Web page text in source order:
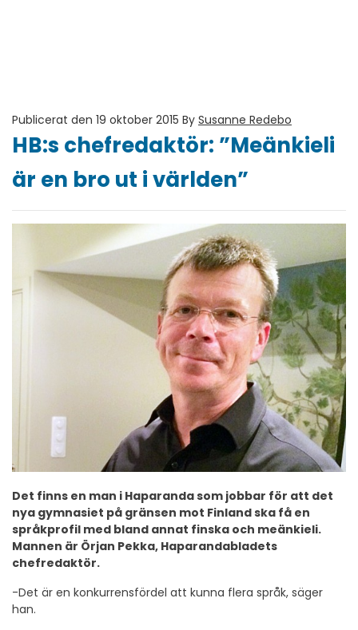
Publicerat den 19 oktober 2015 By Susanne Redebo
HB:s chefredaktör: ”Meänkieli
är en bro ut i världen”
Det finns en man i Haparanda som jobbar för att det
nya gymnasiet på gränsen mot Finland ska få en
språkprofil med bland annat finska och meänkieli.
Mannen är Örjan Pekka, Haparandabladets
chefredaktör.
-Det är en konkurrensfördel att kunna flera språk, säger
han.